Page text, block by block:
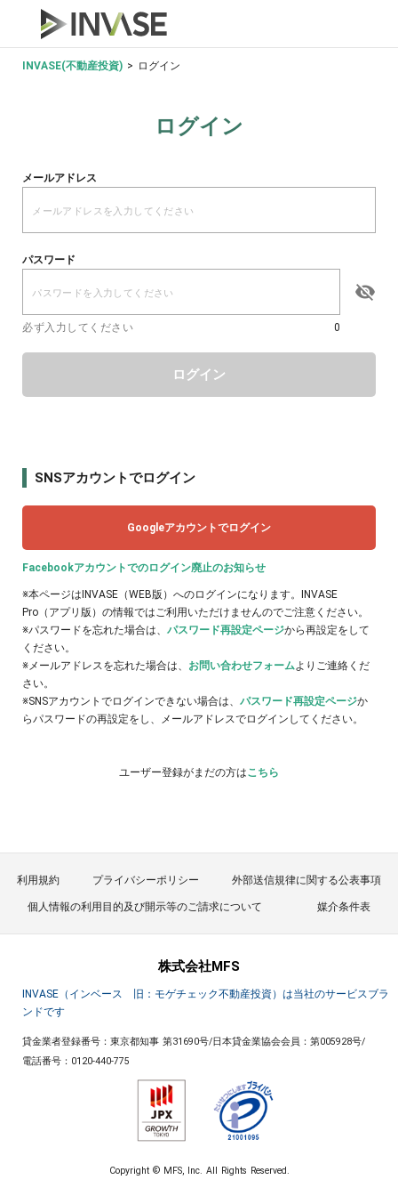
INVASE(不動産投資) > ログイン
ログイン
メールアドレス
パスワード
必ず入力してください 0
ログイン
SNSアカウントでログイン
Googleアカウントでログイン
Facebookアカウントでのログイン廃止のお知らせ
※本ページはINVASE（WEB版）へのログインになります。INVASE
Pro（アプリ版）の情報ではご利用いただけませんのでご注意ください。
※パスワードを忘れた場合は、 パスワード再設定ページから再設定をして
ください。
※メールアドレスを忘れた場合は、 お問い合わせフォーム よりご連絡くだ
さい。
※SNSアカウントでログインできない場合は、 パスワード再設定ページか
らパスワードの再設定をし、メールアドレスでログインしてください。
ユーザー登録がまだの方はこちら
利用規約 プライバシーポリシー 外部送信規律に関する公表事項
個人情報の利用目的及び開示等のご請求について 媒介条件表
株式会社MFS
INVASE（インベース 旧：モゲチェック不動産投資）は当社のサービスブラ
ンドです
貸金業者登録番号：東京都知事 第31690号/日本貸金業協会会員：第005928号/
電話番号： 0120-440-775
Copyright © MFS, Inc. All Rights Reserved.